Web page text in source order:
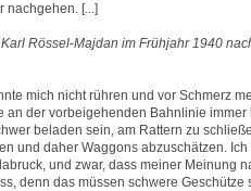
nachgehen. [...]
Rössel-Majdan im Frühjahr 1940
mich nicht rühren und vor Schmerz
an der vorbeigehenden Bahnlinie immer
beladen sein, am Rattern zu
und daher Waggons abzuschätzen.
und zwar, dass meiner Meinung
denn das müssen schwere Geschütze